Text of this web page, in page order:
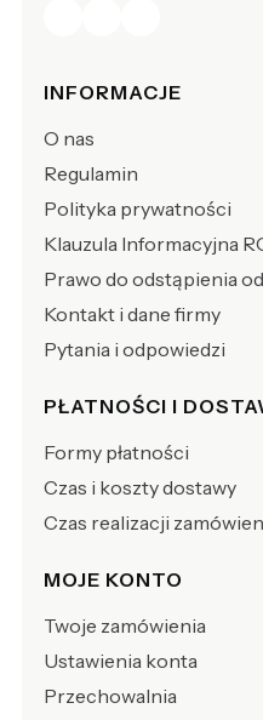
Linki w stopce
INFORMACJE
O nas
Regulamin
Polityka prywatności
Klauzula Informacyjna
Prawo do odstąpienia
Kontakt i dane firmy
Pytania i odpowiedzi
PŁATNOŚCI I
Formy płatności
Czas i koszty dostawy
Czas realizacji
MOJE KONTO
Twoje zamówienia
Ustawienia konta
Przechowalnia